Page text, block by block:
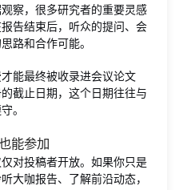
察，很多研究者的重要灵感
告结束后，听众的提问、会
路和合作可能。
能最终被收录进会议论文
截止日期，这个日期往往与
。
能参加
对投稿者开放。如果你只是
大咖报告、了解前沿动态，